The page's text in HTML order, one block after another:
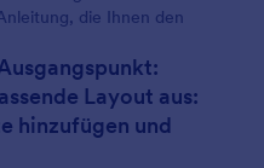
die Ihnen den
Layout aus:
hinzufügen und